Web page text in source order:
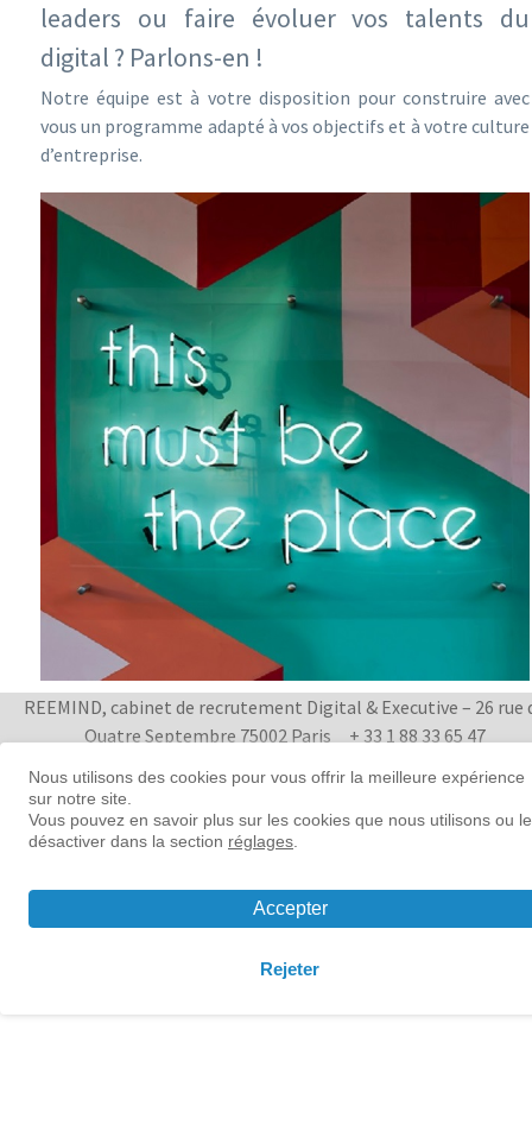
leaders ou faire évoluer vos talents du
digital ? Parlons-en !
Notre équipe est à votre disposition pour construire avec
vous un programme adapté à vos objectifs et à votre culture
d’entreprise.
REEMIND, cabinet de recrutement Digital & Executive – 26 rue
Quatre Septembre 75002 Paris + 33 1 88 33 65 47
© 2026 Reemind
cookies
Nous utilisons des cookies pour vous offrir la meilleure expérience
sur notre site.
Vous pouvez en savoir plus sur les cookies que nous utilisons ou
désactiver dans la section réglages
Accepter
Rejeter